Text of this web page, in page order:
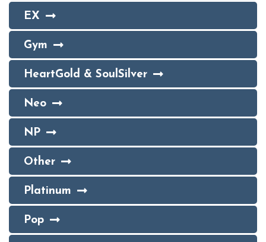
EX
Gym
HeartGold & SoulSilver
Neo
NP
Other
Platinum
Pop